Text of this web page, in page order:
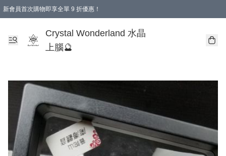
新會員首次購物即享全單 9 折優惠！
Crystal Wonderland 水晶
上腦🔮